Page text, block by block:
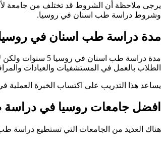
يرجى ملاحظة أن الشروط قد تختلف من جامعة
وشروط دراسة طب اسنان في روسيا.
مدة دراسة طب اسنان في
مدة دراسة طب
الطلاب بالعمل في المستشفيات والعيادات
يساعد هذا التدريب على اكتساب الخبرة العملية
افضل جامعات روسيا في دراسة
هناك العديد من الجامعات التي تستطيع دراسة